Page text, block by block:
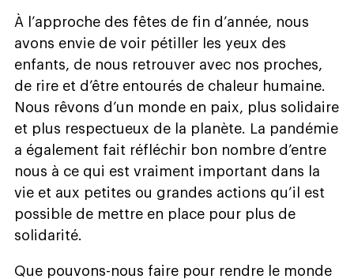
À
l’approche des fêtes de fin d’année, nous
avons envie de voir pétiller les yeux des
enfants, de nous retrouver avec nos proches,
de rire et d’être entourés de chaleur humaine.
Nous rêvons d’un monde en paix, plus solidaire
et plus respectueux de la planète. La pandémie
a également fait réfléchir bon nombre d’entre
nous à ce qui est vraiment important dans la
vie et aux petites ou grandes actions qu’il est
possible de mettre en place pour plus de
solidarité.
Que pouvons-nous faire pour rendre le monde